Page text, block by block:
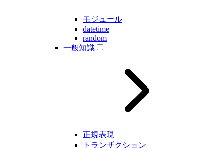
モジュール
datetime
random
一般知識
正規表現
トランザクション